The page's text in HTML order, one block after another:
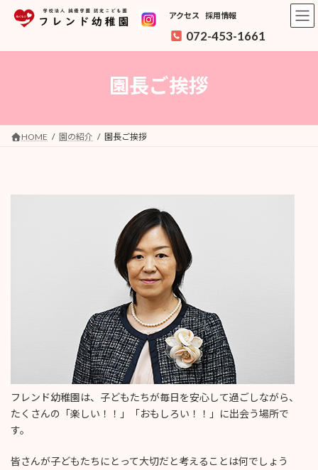
コ
へ
ナ
ョ
アクセス 採用情報
072-453-1661
園長ご挨拶
HOME 園の紹介 園長ご挨拶
フレンド幼稚園は、子どもたちが毎日を安心して過ごしながら、
たくさんの「楽しい！！」「おもしろい！！」に出会う場所で
す。
皆さんが子どもたちにとって大切だと考えることは何でしょう